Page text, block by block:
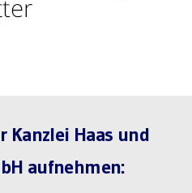
Kanzlei Haas und
aufnehmen: